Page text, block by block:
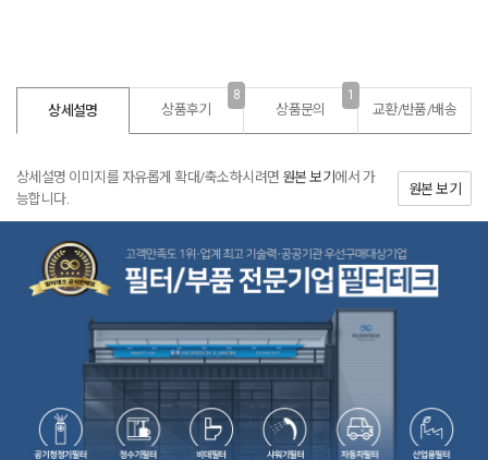
상세설명 상품후기
8
상품문의
1
교환/반품/배송
상세설명 이미지를 자유롭게 확대/축소하시려면 원본 보기 에서 가
능합니다.
원본 보기